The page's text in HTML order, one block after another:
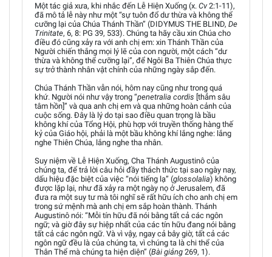
Một tác giả xưa, khi nhắc đến Lễ Hiện Xuống (x. Cv2:1-11),
đã mô tả lễ này như một “sự tuôn đổ dư thừa và không thể
cưỡng lại của Chúa Thánh Thần” (DIDYMUS THE BLIND, De
Trinitate, 6, 8: PG 39, 533). Chúng ta hãy cầu xin Chúa cho
điều đó cũng xảy ra với anh chị em: xin Thánh Thần của
Người chiến thắng mọi lý lẽ của con người, một cách “dư
thừa và không thể cưỡng lại”, để Ngôi Ba Thiên Chúa thực
sự trở thành nhân vật chính của những ngày sắp đến.
Chúa Thánh Thần vẫn nói, hôm nay cũng như trong quá
khứ. Người nói như vậy trong “penetralia cordis [thẳm sâu
tâm hồn]” và qua anh chị em và qua những hoàn cảnh của
cuộc sống. Đây là lý do tại sao điều quan trọng là bầu
không khí của Tổng Hội, phù hợp với truyền thống hàng thế
kỷ của Giáo hội, phải là một bầu không khí lắng nghe: lắng
nghe Thiên Chúa, lắng nghe tha nhân.
Suy niệm về Lễ Hiện Xuống, Cha Thánh Augustinô của
chúng ta, để trả lời câu hỏi đầy thách thức tại sao ngày nay,
dấu hiệu đặc biệt của việc “nói tiếng lạ” (glossolalia) không
được lặp lại, như đã xảy ra một ngày nọ ở Jerusalem, đã
đưa ra một suy tư mà tôi nghĩ sẽ rất hữu ích cho anh chị em
trong sứ mệnh mà anh chị em sắp hoàn thành. Thánh
Augustinô nói: “Mỗi tín hữu đã nói bằng tất cả các ngôn
ngữ; và giờ đây sự hiệp nhất của các tín hữu đang nói bằng
tất cả các ngôn ngữ. Và vì vậy, ngay cả bây giờ, tất cả các
ngôn ngữ đều là của chúng ta, vì chúng ta là chi thể của
Thân Thể mà chúng ta hiện diện” (Bài giảng 269, 1).